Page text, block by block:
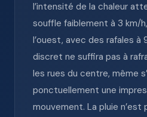
l’intensité de la chaleur
souffle faiblement à 3 km/
l’ouest, avec des rafales à
discret ne suffira pas à
les rues du centre, même
ponctuellement une
mouvement. La pluie n’est